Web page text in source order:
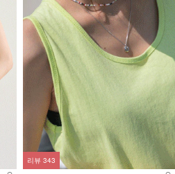
리뷰 343